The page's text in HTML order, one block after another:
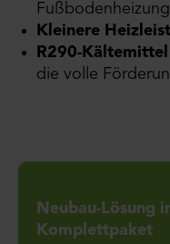
Kleinere
R290-Kältemittel
die volle
Neubau-Lösung
Komplettpaket